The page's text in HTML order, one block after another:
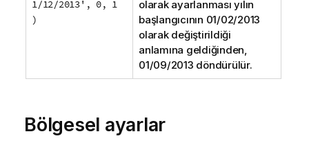
1/12/2013', 0, 1
)
olarak ayarlanması yılın
başlangıcının 01/02/2013
olarak değiştirildiği
anlamına geldiğinden,
01/09/2013 döndürülür.
Bölgesel ayarlar